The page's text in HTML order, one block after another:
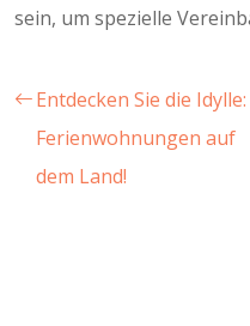
sein, um spezielle
Entdecken Sie die Idylle:
Ferienwohnungen auf
dem Land!